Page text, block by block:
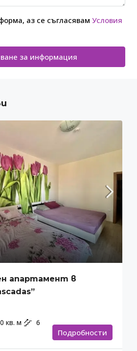
аз се съгласявам Условия
за информация
апартамент в
кв. м 6
Подробности